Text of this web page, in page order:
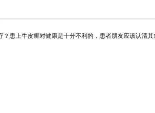
介】 肖建华，成都银康银屑病...
患上牛皮癣对健康是十分不利的，患者朋友应该认清其